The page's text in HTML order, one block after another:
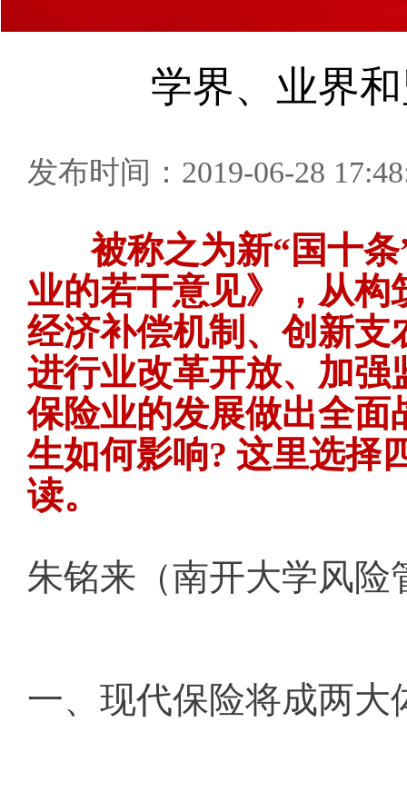
学界、业界
发布时间：2019-06-28
被称之为新“国十
业的若干意见》，从构
经济补偿机制、创新支
进行业改革开放、加强
保险业的发展做出全面
生如何影响? 这里选择
读。
朱铭来（南开大学风
一、现代保险将成两大